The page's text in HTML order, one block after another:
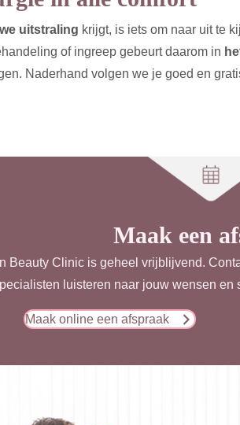
uitstraling krijgt, is iets om naar uit te
of ingreep gebeurt daarom in
Naderhand volgen we je goed en
Maak een
Beauty Clinic is geheel vrijblijvend.
luisteren naar jouw wensen en
Maak online een afspraak